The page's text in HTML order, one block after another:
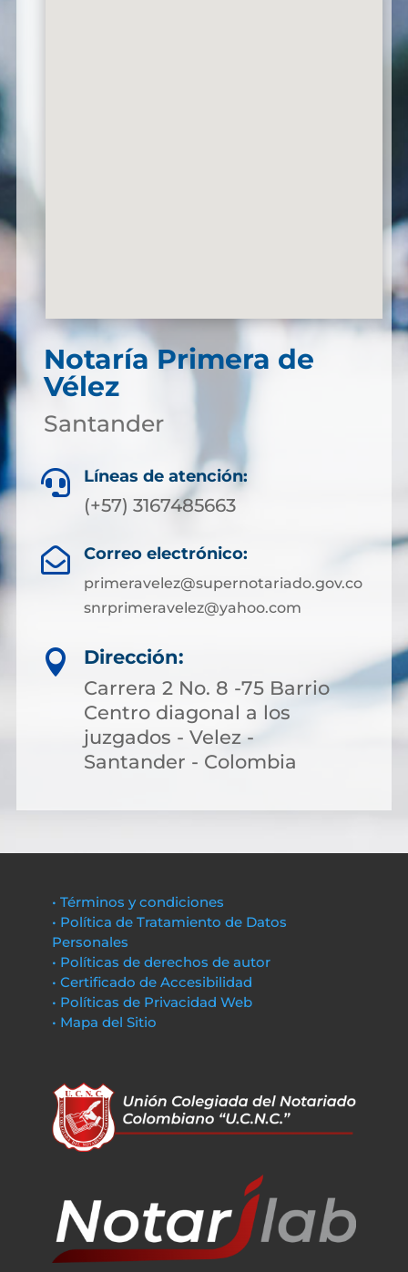
Notaría Primera de
Vélez
Santander
 Líneas de atención:
(+57) 3167485663
 Correo electrónico:
primeravelez@supernotariado.gov.co
snrprimeravelez@yahoo.com

Dirección:
Carrera 2 No. 8 -75 Barrio
Centro diagonal a los
juzgados - Velez -
Santander - Colombia
• Términos y condiciones
• Política de Tratamiento de Datos
Personales
• Políticas de derechos de autor
• Certificado de Accesibilidad
• Políticas de Privacidad Web
• Mapa del Sitio